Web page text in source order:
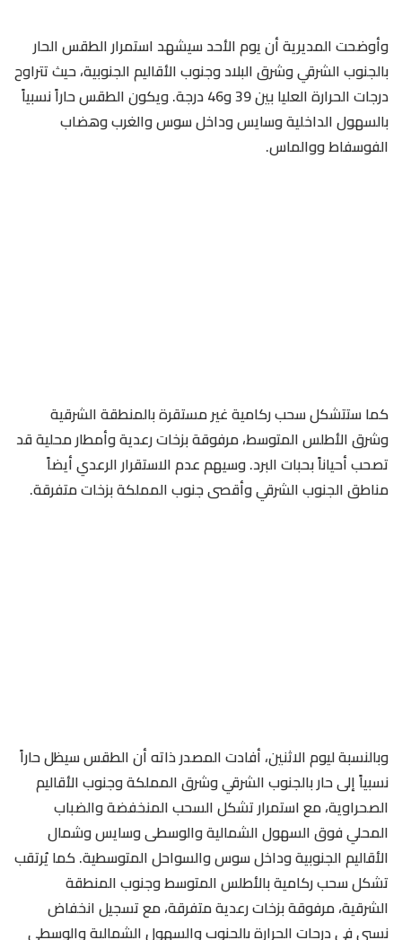
وأوضحت المديرية أن يوم الأحد سيشهد استمرار الطقس الحار
بالجنوب الشرقي وشرق البلاد وجنوب الأقاليم الجنوبية، حيث تتراوح
درجات الحرارة العليا بين 39 و46 درجة. ويكون الطقس حاراً نسبياً
بالسهول الداخلية وسايس وداخل سوس والغرب وهضاب
الفوسفاط ووالماس.
كما ستتشكل سحب ركامية غير مستقرة بالمنطقة الشرقية
وشرق الأطلس المتوسط، مرفوقة بزخات رعدية وأمطار محلية قد
تصحب أحياناً بحبات البرد. وسيهم عدم الاستقرار الرعدي أيضاً
مناطق الجنوب الشرقي وأقصى جنوب المملكة بزخات متفرقة.
وبالنسبة ليوم الاثنين، أفادت المصدر ذاته أن الطقس سيظل حاراً
نسبياً إلى حار بالجنوب الشرقي وشرق المملكة وجنوب الأقاليم
الصحراوية، مع استمرار تشكل السحب المنخفضة والضباب
المحلي فوق السهول الشمالية والوسطى وسايس وشمال
الأقاليم الجنوبية وداخل سوس والسواحل المتوسطية. كما يُرتقب
تشكل سحب ركامية بالأطلس المتوسط وجنوب المنطقة
الشرقية، مرفوقة بزخات رعدية متفرقة، مع تسجيل انخفاض
نسبي في درجات الحرارة بالجنوب والسهول الشمالية والوسطى